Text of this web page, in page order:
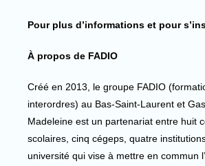
Pour plus d’informations et pour
À propos de FADIO
Créé en 2013, le groupe FADIO
interordres) au Bas-Saint-Laurent et
Madeleine est un partenariat entre huit
scolaires, cinq cégeps, quatre
université qui vise à mettre en commun